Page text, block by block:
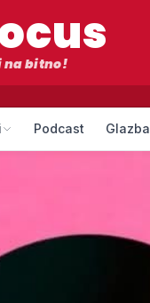
na bitno!
Podcast Glazba